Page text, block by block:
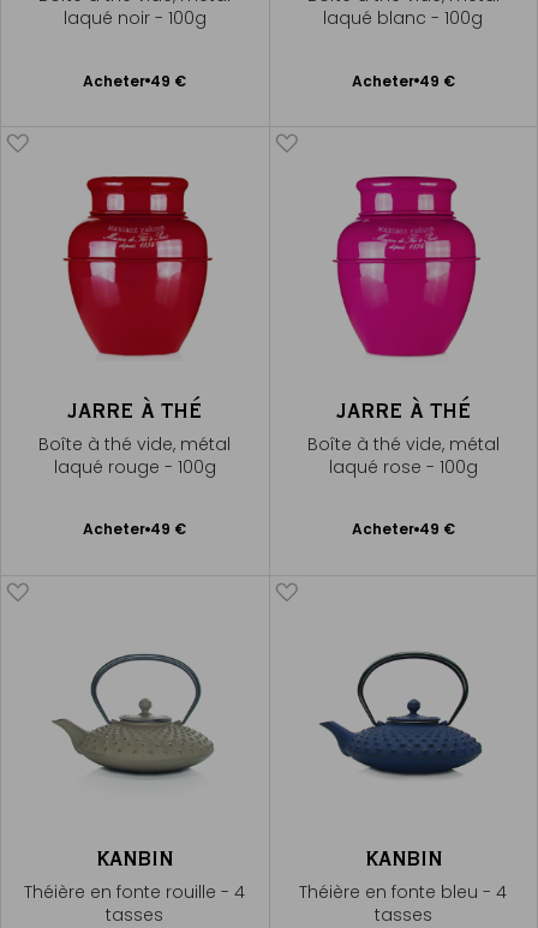
laqué noir - 100g
Acheter 49 €
Ajouter
laqué blanc - 100g
Acheter 49 €
Ajouter
JARRE À THÉ
Boîte à thé vide, métal
laqué rouge - 100g
Acheter 49 €
Ajouter
JARRE À THÉ
Boîte à thé vide, métal
laqué rose - 100g
Acheter 49 €
Ajouter
KANBIN
Théière en fonte rouille - 4
tasses
KANBIN
Théière en fonte bleu - 4
tasses